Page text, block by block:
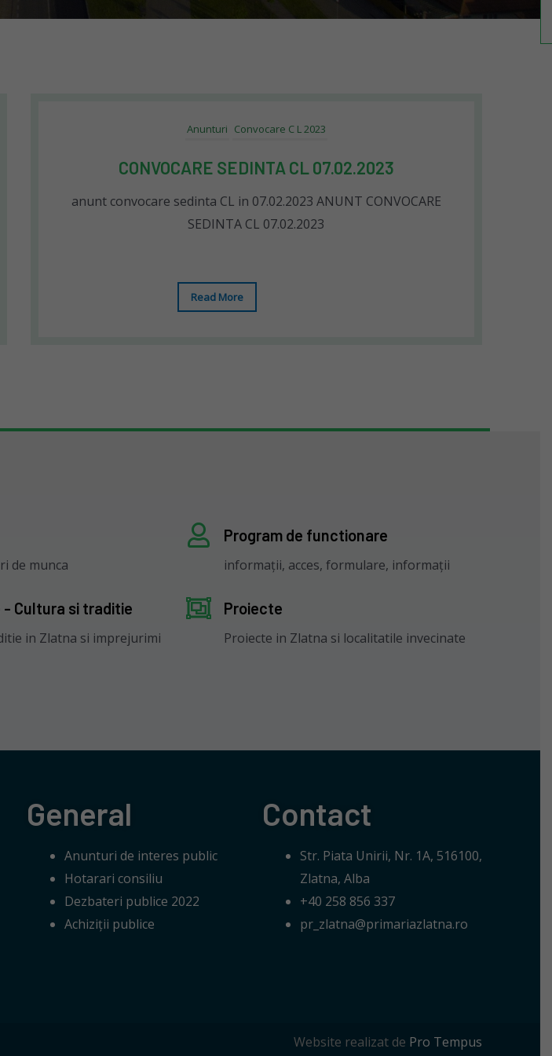
Anunturi Convocare C L 2023
CONVOCARE SEDINTA CL 07.02.2023
anunt convocare sedinta CL in 07.02.2023 ANUNT CONVOCARE
SEDINTA CL 07.02.2023
Read More
de munca
- Cultura si traditie
in Zlatna si imprejurimi
Program de functionare
informații, acces, formulare, informații
Proiecte
Proiecte in Zlatna si localitatile invecinate
General
Anunturi de interes public
Hotarari consiliu
Dezbateri publice 2022
Achiziții publice
Contact
Str. Piata Unirii, Nr. 1A, 516100,
Zlatna, Alba
+40 258 856 337
pr_zlatna@primariazlatna.ro
Website realizat de Pro Tempus